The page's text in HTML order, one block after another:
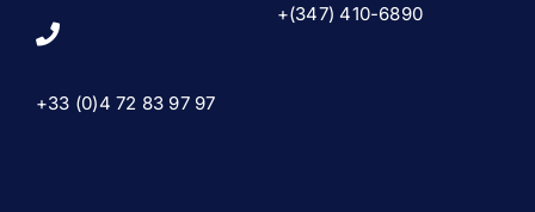
+33 (0)4 72 83 97 97
+(347) 410-6890